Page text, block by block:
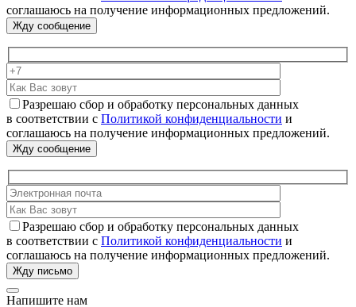
соглашаюсь на получение информационных предложений.
Разрешаю сбор и обработку персональных данных
в соответствии с Политикой конфиденциальности и
соглашаюсь на получение информационных предложений.
Разрешаю сбор и обработку персональных данных
в соответствии с Политикой конфиденциальности и
соглашаюсь на получение информационных предложений.
Напишите нам